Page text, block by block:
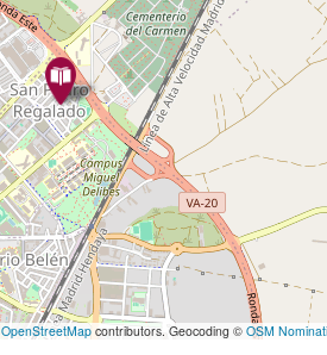
OpenStreetMap contributors. Geocoding © OSM